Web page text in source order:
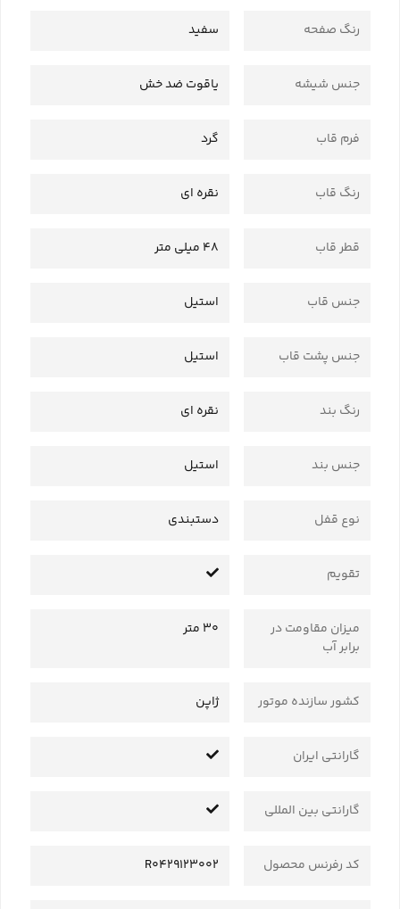
رنگ صفحه سفید
جنس شیشه یاقوت ضد خش
فرم قاب گرد
رنگ قاب نقره ای
قطر قاب 48 میلی متر
جنس قاب استیل
جنس پشت قاب استیل
رنگ بند نقره ای
جنس بند استیل
نوع قفل دستبندی
تقویم
میزان مقاومت در
برابر آب
30 متر
کشور سازنده موتور ژاپن
گارانتی ایران
گارانتی بین المللی
کد رفرنس محصول R0429123002